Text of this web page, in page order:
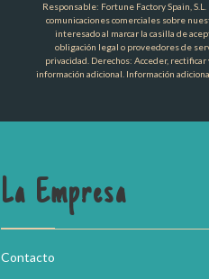
Responsable: Fortune Factory Spain,
comunicaciones comerciales sobre
interesado al marcar la casilla de
obligación legal o proveedores de
privacidad. Derechos: Acceder,
información adicional. Información
La Empresa
Contacto